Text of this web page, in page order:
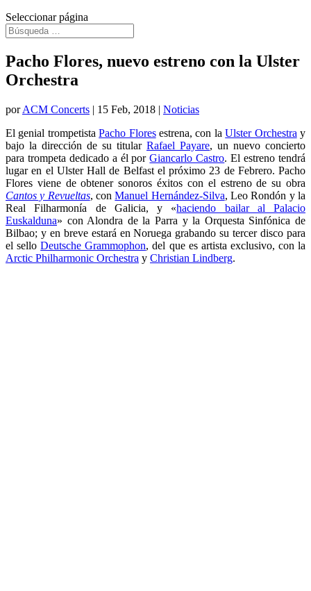
Seleccionar página
Pacho Flores, nuevo estreno con la Ulster
Orchestra
porACM Concerts | 15 Feb, 2018 | Noticias
El genial trompetistaPacho Floresestrena, con laUlster Orchestra y
bajo la dirección de su titular Rafael Payare, un nuevo concierto
para trompeta dedicado a él porGiancarlo Castro. El estreno tendrá
lugar en el Ulster Hall de Belfast el próximo 23 de Febrero. Pacho
Flores viene de obtener sonoros éxitos con el estreno de su obra
Cantos y Revueltas, conManuel Hernández-Silva, Leo Rondón y la
Real Filharmonía de Galicia, y «haciendo bailar al Palacio
Euskalduna» con Alondra de la Parra y la Orquesta Sinfónica de
Bilbao; y en breve estará en Noruega grabando su tercer disco para
el selloDeutsche Grammophon, del que es artista exclusivo, con la
Arctic Philharmonic Orchestra y Christian Lindberg.